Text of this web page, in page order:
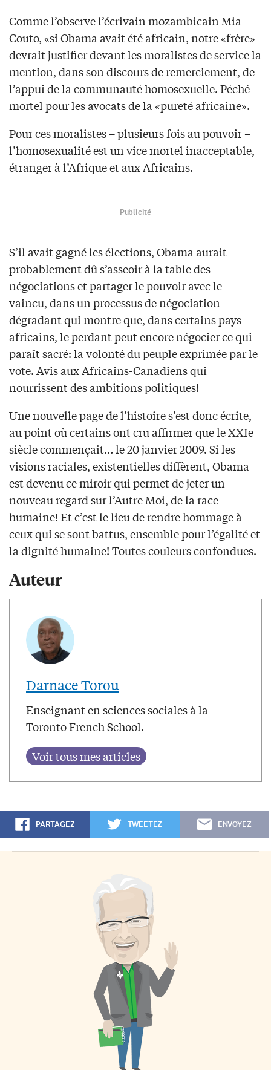
Comme l’observe l’écrivain mozambicain Mia
Couto, «si Obama avait été africain, notre «frère»
devrait justifier devant les moralistes de service la
mention, dans son discours de remerciement, de
l’appui de la communauté homosexuelle. Péché
mortel pour les avocats de la «pureté africaine».
Pour ces moralistes – plusieurs fois au pouvoir –
l’homosexualité est un vice mortel inacceptable,
étranger à l’Afrique et aux Africains.
Publicité
S’il avait gagné les élections, Obama aurait
probablement dû s’asseoir à la table des
négociations et partager le pouvoir avec le
vaincu, dans un processus de négociation
dégradant qui montre que, dans certains pays
africains, le perdant peut encore négocier ce qui
paraît sacré: la volonté du peuple exprimée par le
vote. Avis aux Africains-Canadiens qui
nourrissent des ambitions politiques!
Une nouvelle page de l’histoire s’est donc écrite,
au point où certains ont cru affirmer que le XXIe
siècle commençait… le 20 janvier 2009. Si les
visions raciales, existentielles diffèrent, Obama
est devenu ce miroir qui permet de jeter un
nouveau regard sur l’Autre Moi, de la race
humaine! Et c’est le lieu de rendre hommage à
ceux qui se sont battus, ensemble pour l’égalité et
la dignité humaine! Toutes couleurs confondues.
Auteur
Darnace Torou
Enseignant en sciences sociales à la
Toronto French School.
PARTAGEZ TWEETEZ ENVOYEZ